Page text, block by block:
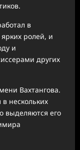
в
ролей, и
и
других
Вахтангова.
нескольких
выделяются его